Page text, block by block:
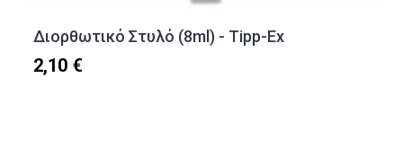
Διορθωτικό Στυλό (8ml) - Tipp-Ex
2,10 €